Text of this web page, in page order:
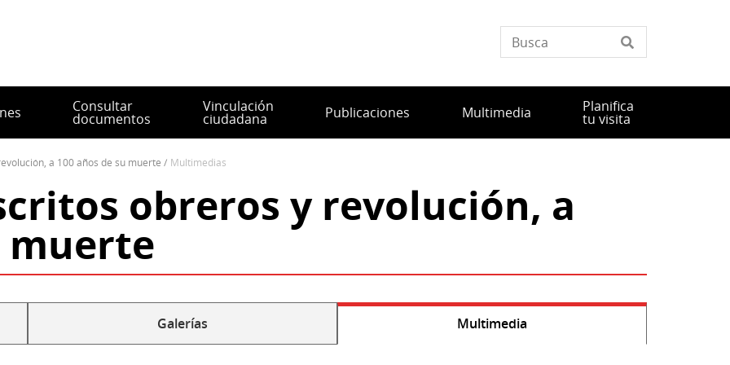
Consultar
documentos
Vinculación
ciudadana Publicaciones Multimedia Planifica
tu visita
a 100 años de su muerte multimedias
obreros y revolución, a
muerte
Galerías Multimedia